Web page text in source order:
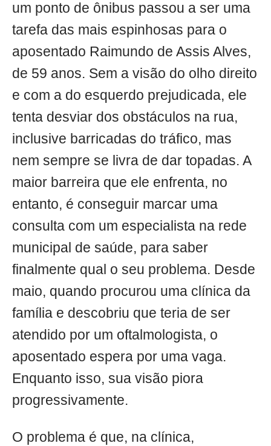
um ponto de ônibus passou a ser uma
tarefa das mais espinhosas para o
aposentado Raimundo de Assis Alves,
de 59 anos. Sem a visão do olho direito
e com a do esquerdo prejudicada, ele
tenta desviar dos obstáculos na rua,
inclusive barricadas do tráfico, mas
nem sempre se livra de dar topadas. A
maior barreira que ele enfrenta, no
entanto, é conseguir marcar uma
consulta com um especialista na rede
municipal de saúde, para saber
finalmente qual o seu problema. Desde
maio, quando procurou uma clínica da
família e descobriu que teria de ser
atendido por um oftalmologista, o
aposentado espera por uma vaga.
Enquanto isso, sua visão piora
progressivamente.
O problema é que, na clínica,